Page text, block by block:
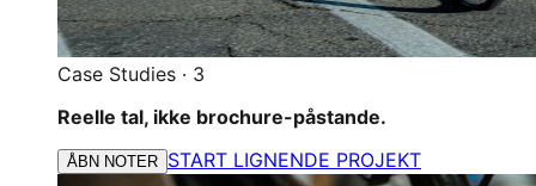
Case Studies · 3
Reelle tal, ikke brochure-påstande.
ÅBN NOTER START LIGNENDE PROJEKT